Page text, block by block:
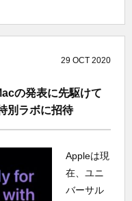
29 OCT 2020
の発表に先駆けて
別ラボに招待
Appleは現
在、ユニ
バーサル